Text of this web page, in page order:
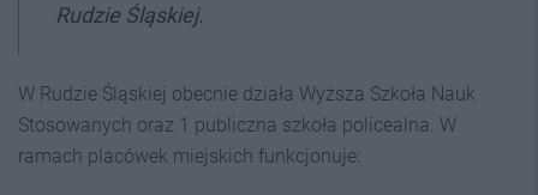
Rudzie Śląskiej.
W Rudzie Śląskiej obecnie działa Wyższa Szkoła Nauk
Stosowanych oraz 1 publiczna szkoła policealna. W
ramach placówek miejskich funkcjonuje: